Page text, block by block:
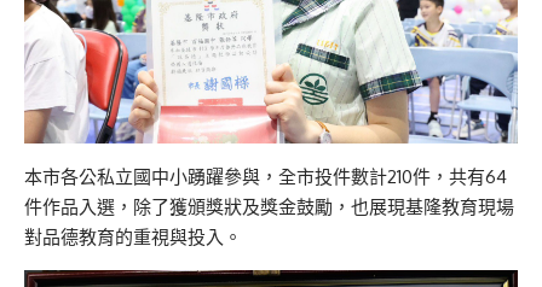
本市各公私立國中小踴躍參與，全市投件數計210件，共有64
件作品入選，除了獲頒獎狀及獎金鼓勵，也展現基隆教育現場
對品德教育的重視與投入。